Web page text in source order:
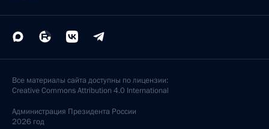
Все материалы сайта доступны по лицензии:
Creative Commons Attribution 4.0 International
Администрация Президента России
2026 год